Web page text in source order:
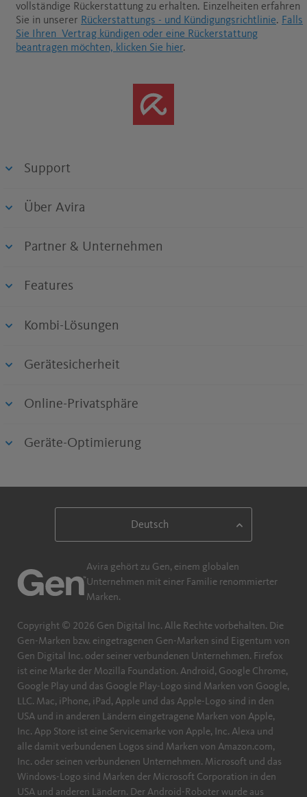
vollständige Rückerstattung zu erhalten. Einzelheiten erfahren
Sie in unserer Rückerstattungs - und Kündigungsrichtlinie. Falls
Sie Ihren Vertrag kündigen oder eine Rückerstattung
beantragen möchten, klicken Sie hier.
Support
Über Avira
Partner & Unternehmen
Features
Kombi-Lösungen
Gerätesicherheit
Online-Privatsphäre
Geräte-Optimierung
Avira gehört zu Gen, einem globalen
Unternehmen mit einer Familie renommierter
Marken.
Copyright © 2026 Gen Digital Inc. Alle Rechte vorbehalten. Die
Gen-Marken bzw. eingetragenen Gen-Marken sind Eigentum von
Gen Digital Inc. oder seiner verbundenen Unternehmen. Firefox
ist eine Marke der Mozilla Foundation. Android, Google Chrome,
Google Play und das Google Play-Logo sind Marken von Google,
LLC. Mac, iPhone, iPad, Apple und das Apple-Logo sind in den
USA und in anderen Ländern eingetragene Marken von Apple,
Inc. App Store ist eine Servicemarke von Apple, Inc. Alexa und
alle damit verbundenen Logos sind Marken von Amazon.com,
Inc. oder seinen verbundenen Unternehmen. Microsoft und das
Windows-Logo sind Marken der Microsoft Corporation in den
USA und anderen Ländern. Der Android-Roboter wurde aus